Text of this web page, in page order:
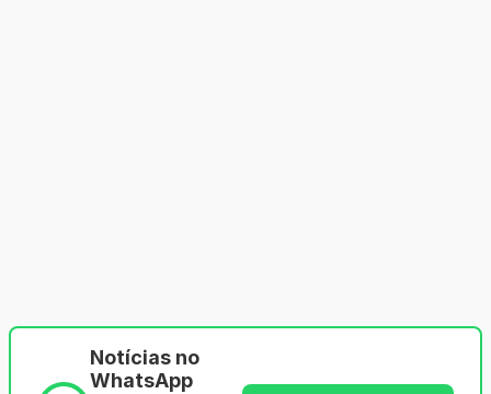
Notícias no
WhatsApp